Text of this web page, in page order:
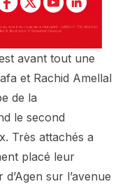
avant tout une
et Rachid Amellal
de la
le second
Très attachés a
placé leur
sur l’avenue